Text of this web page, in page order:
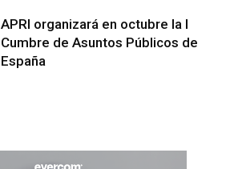
APRI organizará en octubre la I
Cumbre de Asuntos Públicos de
España